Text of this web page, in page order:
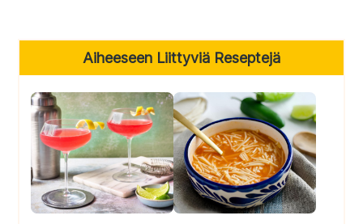
Primary
Sidebar
Aiheeseen Liittyviä Reseptejä